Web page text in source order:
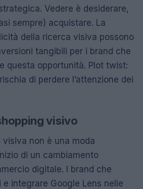
Vedere è desiderare,
sempre) acquistare. La
della ricerca visiva possono
tangibili per i brand che
questa opportunità. Plot twist:
di perdere l’attenzione dei
visivo
non è una moda
di un cambiamento
digitale. I brand che
integrare Google Lens nelle